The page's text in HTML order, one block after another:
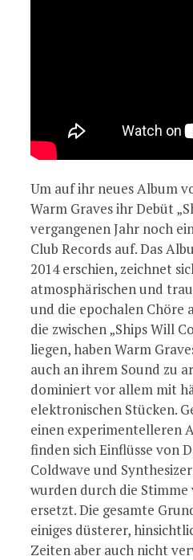
Um auf ihr neues Album
Warm Graves ihr Debüt
vergangenen Jahr noch
Club Records auf. Das
2014 erschien, zeichnet
atmosphärischen und
und die epochalen Chöre
die zwischen „Ships Will
liegen, haben Warm
auch an ihrem Sound zu
dominiert vor allem mit
elektronischen Stücken.
einen experimentelleren
finden sich Einflüsse von
Coldwave und
wurden durch die Stimme
ersetzt. Die gesamte
einiges düsterer,
Zeiten aber auch nicht